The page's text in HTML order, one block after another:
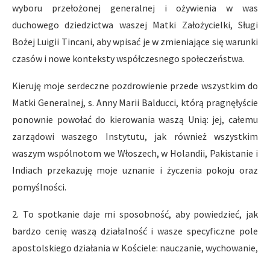
wyboru przełożonej generalnej i ożywienia w was
duchowego dziedzictwa waszej Matki Założycielki, Sługi
Bożej Luigii Tincani, aby wpisać je w zmieniające się warunki
czasów i nowe konteksty współczesnego społeczeństwa.
Kieruję moje serdeczne pozdrowienie przede wszystkim do
Matki Generalnej, s. Anny Marii Balducci, którą pragnęłyście
ponownie powołać do kierowania waszą Unią: jej, całemu
zarządowi waszego Instytutu, jak również wszystkim
waszym wspólnotom we Włoszech, w Holandii, Pakistanie i
Indiach przekazuję moje uznanie i życzenia pokoju oraz
pomyślności.
2. To spotkanie daje mi sposobność, aby powiedzieć, jak
bardzo cenię waszą działalność i wasze specyficzne pole
apostolskiego działania w Kościele: nauczanie, wychowanie,